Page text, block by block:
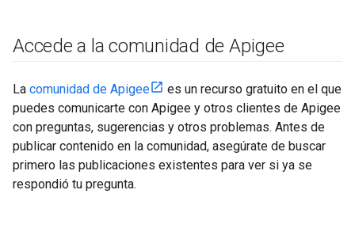
Accede a la comunidad de Apigee
La comunidad de Apigee
es un recurso gratuito en el que
puedes comunicarte con Apigee y otros clientes de Apigee
con preguntas, sugerencias y otros problemas. Antes de
publicar contenido en la comunidad, asegúrate de buscar
primero las publicaciones existentes para ver si ya se
respondió tu pregunta.